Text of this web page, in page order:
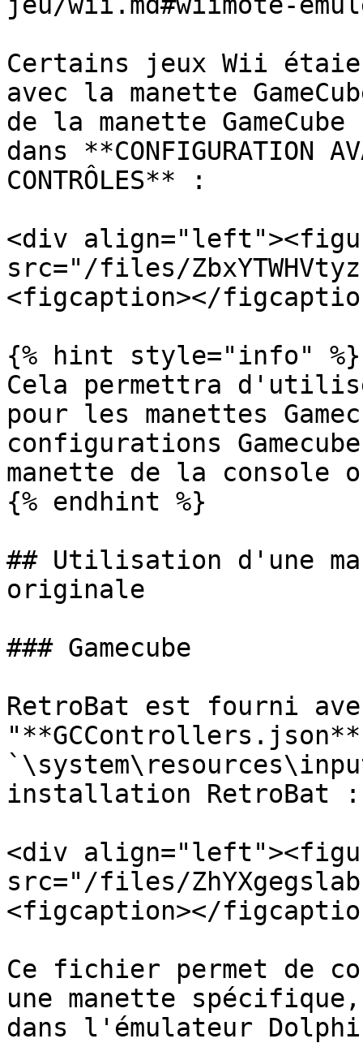
Certains jeux Wii
avec la manette
de la manette
dans **CONFIGURATION
CONTRÔLES** :
<div
src="/files/
<figcaption></
{% hint style="info" %}
Cela permettra
pour les manettes
configurations
manette de la console
{% endhint %}
## Utilisation d'une
originale
### Gamecube
RetroBat est fourni
installation RetroBat :
<div
src="/files/
<figcaption></
Ce fichier permet de
une manette
dans l'émulateur